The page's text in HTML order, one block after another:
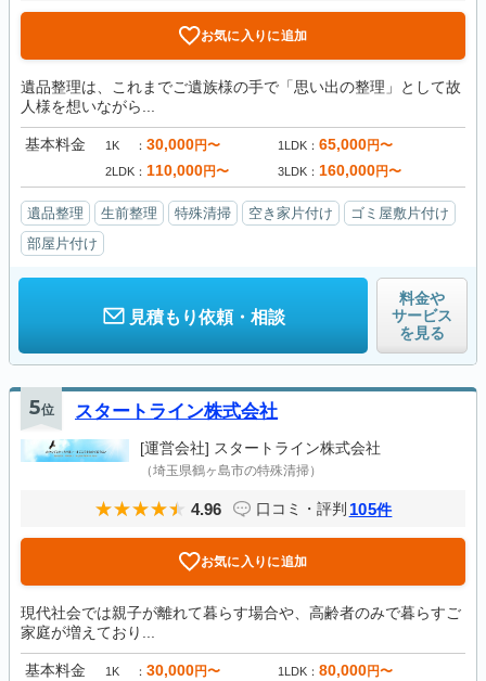
お気に入りに追加
遺品整理は、これまでご遺族様の手で「思い出の整理」として故
人様を想いながら...
基本料金 1K 30,000円〜 1LDK 65,000円〜
2LDK 110,000円〜 3LDK 160,000円〜
遺品整理 生前整理 特殊清掃 空き家片付け
ゴミ屋敷片付け
部屋片付け
見積もり依頼・相談
料金や
サービス
を見る
5位 スタートライン株式会社
[運営会社] スタートライン株式会社
（埼玉県鶴ヶ島市の特殊清掃）
4.96 口コミ・評判 105件
お気に入りに追加
現代社会では親子が離れて暮らす場合や、高齢者のみで暮らすご
家庭が増えており...
基本料金 1K 30,000円〜 1LDK 80,000円〜